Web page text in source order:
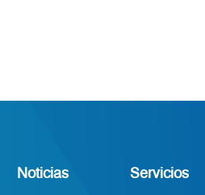
Noticias Servicios